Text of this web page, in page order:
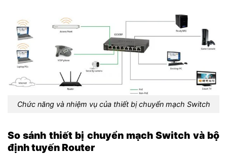
Chức năng và nhiệm vụ của thiết bị chuyển mạch Switch
So sánh thiết bị chuyển mạch Switch và bộ
định tuyến Router